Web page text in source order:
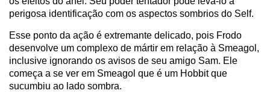
perigosa identificação com os aspectos sombrios do Self.
Esse ponto da ação é extremante delicado, pois Frodo
desenvolve um complexo de mártir em relação à Smeagol,
inclusive ignorando os avisos de seu amigo Sam. Ele
começa a se ver em Smeagol que é um Hobbit que
sucumbiu ao lado sombra.